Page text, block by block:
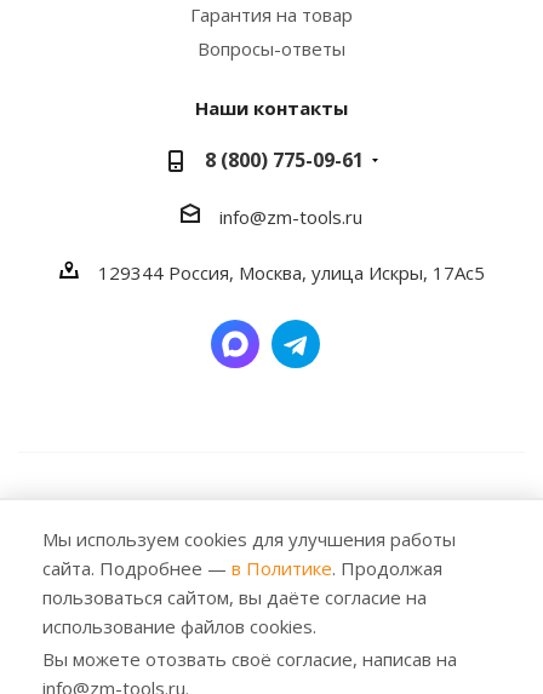
Гарантия на товар
Вопросы-ответы
Наши контакты
8 (800) 775-09-61
info@zm-tools.ru
129344 Россия, Москва, улица Искры, 17Ас5
Все права защищены. Любое использование либо
копирование материалов или подборки материалов
сайта, элементов дизайна и оформления допускается
лишь с разрешения правообладателя и только со
ссылкой на источник: https://zm-tools.ru
Мы используем cookies для улучшения работы
сайта. Подробнее — в Политике. Продолжая
пользоваться сайтом, вы даёте согласие на
использование файлов cookies.
Вы можете отозвать своё согласие, написав на
info@zm-tools.ru.